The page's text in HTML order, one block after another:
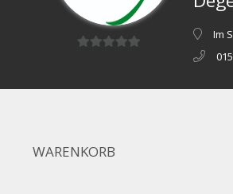
Im
WARENKORB